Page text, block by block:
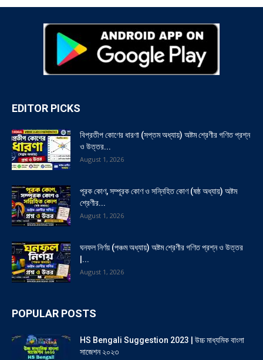
EDITOR PICKS
বিপ্রতীপ কোণের ধারণা (সপ্তম অধ্যায়) অষ্টম শ্রেণীর গণিত প্রশ্ন
ও উত্তর...
August 1, 2026
পূরক কোণ, সম্পূরক কোণ ও সন্নিহিত কোণ (ষষ্ঠ অধ্যায়) অষ্টম
শ্রেণীর...
August 1, 2026
ঘনফল নির্ণয় (পঞ্চম অধ্যায়) অষ্টম শ্রেণীর গণিত প্রশ্ন ও উত্তর
|...
August 1, 2026
POPULAR POSTS
HS Bengali Suggestion 2023 | উচ্চ মাধ্যমিক বাংলা
সাজেশন ২০২৩